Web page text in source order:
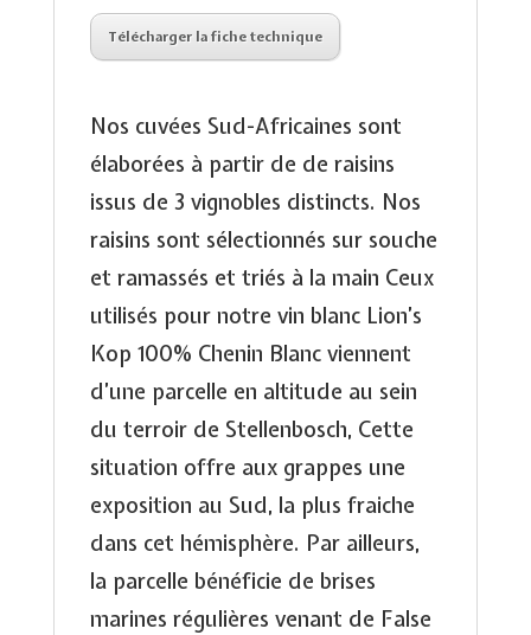
Télécharger la fiche technique
Nos cuvées Sud-Africaines sont
élaborées à partir de de raisins
issus de 3 vignobles distincts. Nos
raisins sont sélectionnés sur souche
et ramassés et triés à la main Ceux
utilisés pour notre vin blanc Lion’s
Kop 100% Chenin Blanc viennent
d’une parcelle en altitude au sein
du terroir de Stellenbosch, Cette
situation offre aux grappes une
exposition au Sud, la plus fraiche
dans cet hémisphère. Par ailleurs,
la parcelle bénéficie de brises
marines régulières venant de False